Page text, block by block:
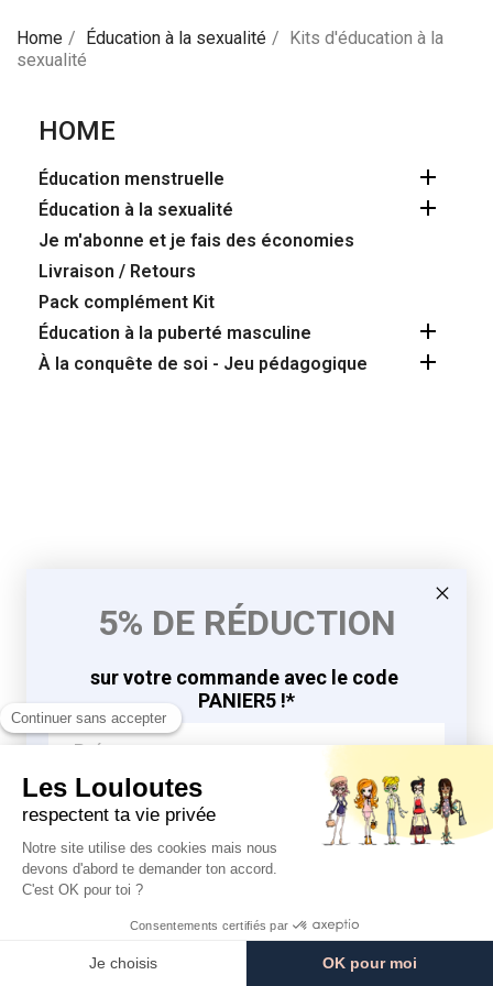
Home Éducation à la sexualité
Kits d'éducation à la
sexualité
HOME
Éducation menstruelle 
Éducation à la sexualité 
Je m'abonne et je fais des économies
Livraison / Retours
Pack complément Kit
Éducation à la puberté masculine

À la conquête de soi - Jeu pédagogique 
5% DE RÉDUCTION
sur votre commande avec le code
PANIER5 !*
J'EN PROFITE
*en vous inscrivant à la newsletter